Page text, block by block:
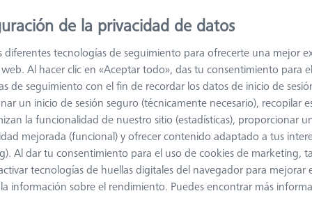
ZEISS ZEISS VAST XXT
VAST XXT
adaptadores son adecuados para el sensor ZEISS VAST XXT.
VAST XXT aumenta la fiabilidad y precisión de funcionamiento de
con la funcionalidad de escaneo y, por tanto, con una
rodamiento refinado del plato XXT garantiza la estabilidad del
de la privacidad de datos
diferentes tecnologías de seguimiento para ofrecerte una mejor
Al hacer clic en «Aceptar todo», das tu consentimiento para
de seguimiento con el fin de recordar los datos de inicio de
un inicio de sesión seguro (técnicamente necesario), recopilar
la funcionalidad de nuestro sitio (estadísticas), proporcionar
mejorada (funcional) y ofrecer contenido adaptado a tus
Al dar tu consentimiento para el uso de cookies de marketing,
tecnologías de huellas digitales del navegador para mejorar
información sobre el rendimiento. Puedes encontrar más